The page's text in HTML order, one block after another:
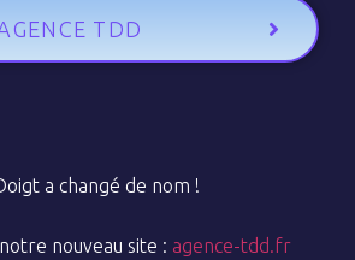
TDD
a changé de nom !
nouveau site : agence-tdd.fr